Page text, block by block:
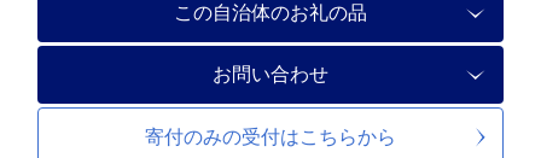
この自治体のお礼の品
お問い合わせ
寄付のみの受付はこちらから